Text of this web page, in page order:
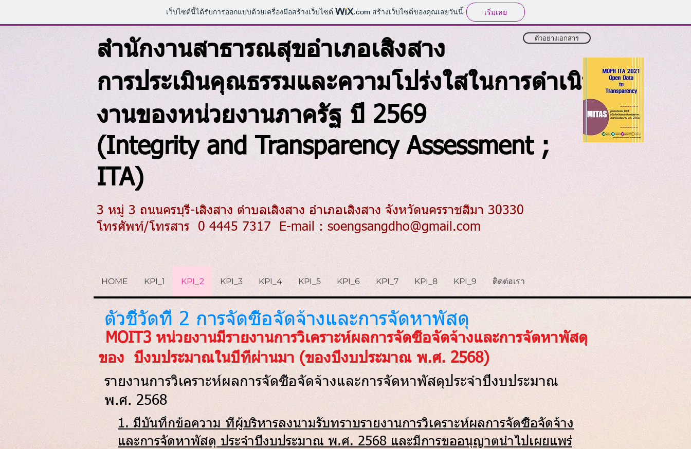
เว็บไซต์นี้ได้รับการออกแบบด้วยเครื่องมือสร้างเว็บไซต์ .com สร้างเว็บไซต์ของคุณเลยวันนี้ เริ่มเลย
สำนักงานสาธารณสุขอำเภอเสิงสาง
การประเมินคุณธรรมและความโปร่งใสในการดำเนิน
งานของหน่วยงานภาครัฐ ปี 2569
(Integrity and Transparency Assessment ;
ITA)
ตัวอย่างเอกสาร
3 หมู่ 3 ถนนครบุรี-เสิงสาง ตำบลเสิงสาง อำเภอเสิงสาง จังหวัดนครราชสีมา 30330
โทรศัพท์/โทรสาร 0 4445 7317 E-mail : soengsangdho@gmail.com
HOME KPI_1 KPI_2 KPI_3 KPI_4 KPI_5 KPI_6 KPI_7 KPI_8 KPI_9 ติดต่อเรา
ตัวชี้วัดที่ 2 การจัดซื้อจัดจ้างและการจัดหาพัสดุ
MOIT3 หน่วยงานมีรายงานการวิเคราะห์ผลการจัดซื้อจัดจ้างและการจัดหาพัสดุ
ของ ปีงบประมาณในปีที่ผ่านมา (ของปีงบประมาณ พ.ศ. 2568)
รายงานการวิเคราะห์ผลการจัดซื้อจัดจ้างและการจัดหาพัสดุประจำปีงบประมาณ
พ.ศ. 2568
1. มีบันทึกข้อความ ที่ผู้บริหารลงนามรับทราบรายงานการวิเคราะห์ผลการจัดซื้อจัดจ้าง
และการจัดหาพัสดุ ประจำปีงบประมาณ พ.ศ. 2568 และมีการขออนุญาตนำไปเผยแพร่